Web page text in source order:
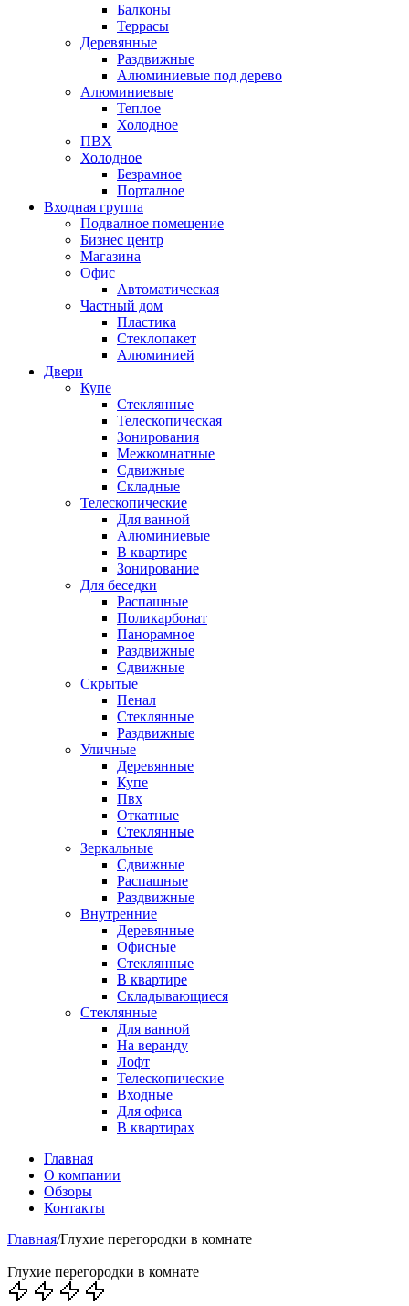
Балконы
Террасы
Деревянные
Раздвижные
Алюминиевые под дерево
Алюминиевые
Теплое
Холодное
ПВХ
Холодное
Безрамное
Порталное
Входная группа
Подвалное помещение
Бизнес центр
Магазина
Офис
Автоматическая
Частный дом
Пластика
Стеклопакет
Алюминией
Двери
Купе
Стеклянные
Телескопическая
Зонирования
Межкомнатные
Сдвижные
Складные
Телескопические
Для ванной
Алюминиевые
В квартире
Зонирование
Для беседки
Распашные
Поликарбонат
Панорамное
Раздвижные
Сдвижные
Скрытые
Пенал
Стеклянные
Раздвижные
Уличные
Деревянные
Купе
Пвх
Откатные
Стеклянные
Зеркальные
Сдвижные
Распашные
Раздвижные
Внутренние
Деревянные
Офисные
Стеклянные
В квартире
Складывающиеся
Стеклянные
Для ванной
На веранду
Лофт
Телескопические
Входные
Для офиса
В квартирах
Главная
О компании
Обзоры
Контакты
Главная/Глухие перегородки в комнате
Глухие перегородки в комнате